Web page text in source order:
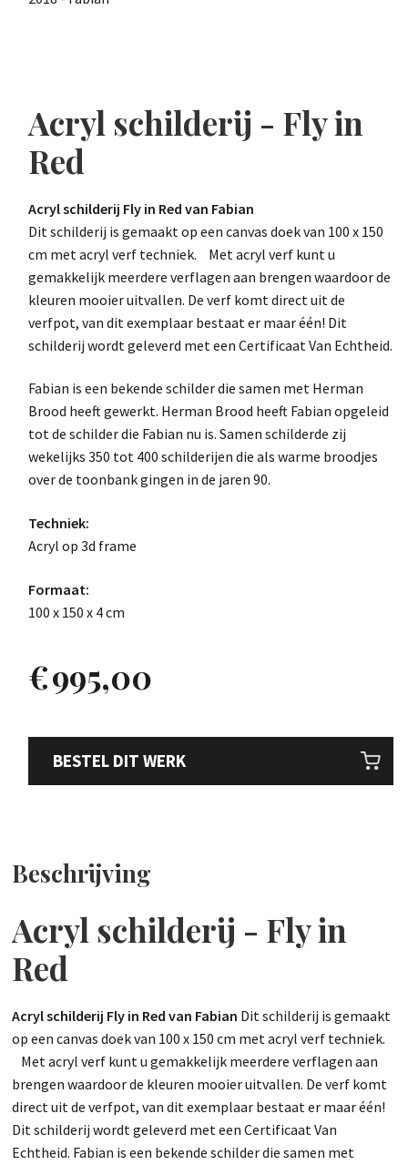
Acryl schilderij - Fly in
Red
Acryl schilderij Fly in Red van Fabian
Dit schilderij is gemaakt op een canvas doek van 100 x 150
cm met acryl verf techniek. Met acryl verf kunt u
gemakkelijk meerdere verflagen aan brengen waardoor de
kleuren mooier uitvallen. De verf komt direct uit de
verfpot, van dit exemplaar bestaat er maar één! Dit
schilderij wordt geleverd met een Certificaat Van Echtheid.
Fabian is een bekende schilder die samen met Herman
Brood heeft gewerkt. Herman Brood heeft Fabian opgeleid
tot de schilder die Fabian nu is. Samen schilderde zij
wekelijks 350 tot 400 schilderijen die als warme broodjes
over de toonbank gingen in de jaren 90.
Techniek:
Acryl op 3d frame
Formaat:
100 x 150 x 4 cm
€995,00
BESTEL DIT WERK
Beschrijving
Acryl schilderij - Fly in
Red
Acryl schilderij Fly in Red van Fabian Dit schilderij is gemaakt
op een canvas doek van 100 x 150 cm met acryl verf techniek.
Met acryl verf kunt u gemakkelijk meerdere verflagen aan
brengen waardoor de kleuren mooier uitvallen. De verf komt
direct uit de verfpot, van dit exemplaar bestaat er maar één!
Dit schilderij wordt geleverd met een Certificaat Van
Echtheid. Fabian is een bekende schilder die samen met